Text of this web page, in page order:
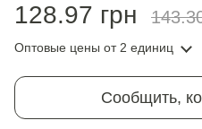
128.97 грн
Оптовые цены от 2 единиц
Сообщить,